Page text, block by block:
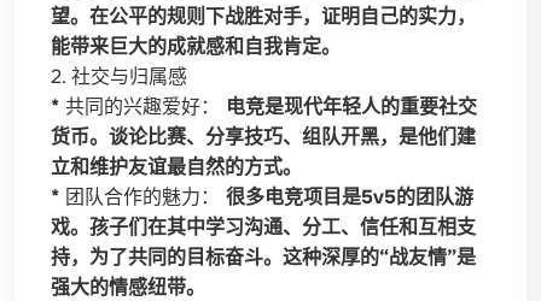
望。在公平的规则下战胜对手，证明自己的实力，
能带来巨大的成就感和自我肯定。
2. 社交与归属感
* 共同的兴趣爱好：
电竞是现代年轻人的重要社交
货币。谈论比赛、分享技巧、组队开黑，是他们建
立和维护友谊最自然的方式。
* 团队合作的魅力：
很多电竞项目是5v5的团队游
戏。孩子们在其中学习沟通、分工、信任和互相支
持，为了共同的目标奋斗。这种深厚的“战友情”是
强大的情感纽带。